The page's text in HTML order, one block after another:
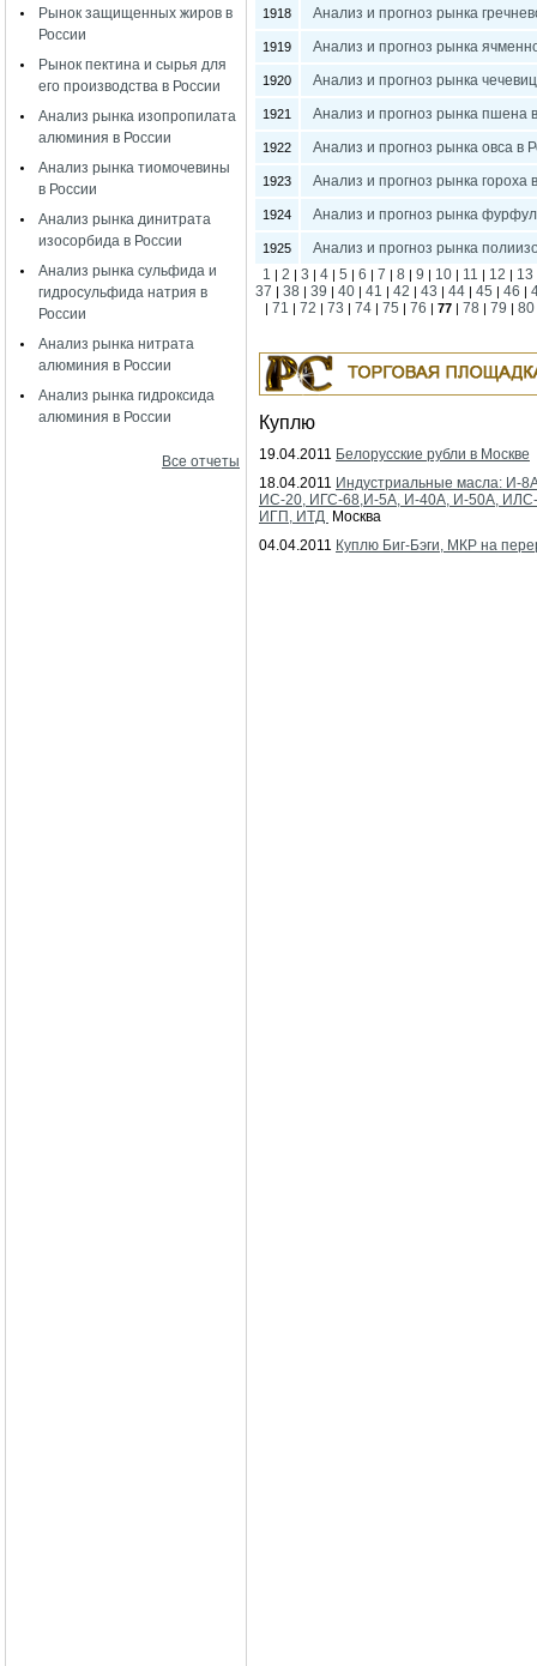
Рынок защищенных жиров в
России
Рынок пектина и сырья для
его производства в России
Анализ рынка изопропилата
алюминия в России
Анализ рынка тиомочевины
в России
Анализ рынка динитрата
изосорбида в России
Анализ рынка сульфида и
гидросульфида натрия в
России
Анализ рынка нитрата
алюминия в России
Анализ рынка гидроксида
алюминия в России
Все отчеты
1918 Анализ и прогноз рынка
1919 Анализ и прогноз рынка
1920 Анализ и прогноз рынка
1921 Анализ и прогноз рынка пшена
1922 Анализ и прогноз рынка овса в
1923 Анализ и прогноз рынка гороха
1924 Анализ и прогноз рынка
1925
Анализ и прогноз рынка
1 |2 |3 |4 |5 |6 |7 |8 |9 | 10 | 11 | 12 | 13
37 |38 |39 |40 |41 |42 |43 |44 |45 |46 |
| 71 | 72 | 73 | 74 | 75 | 76 | 77 | 78 | 79 | 80
Куплю
19.04.2011 Белорусские рубли в Москве
18.04.2011 Индустриальные масла: И-
ИС-20, ИГС-68,И-5А, И-40А, И-50А,
ИГП, ИТД Москва
04.04.2011 Куплю Биг-Бэги, МКР на